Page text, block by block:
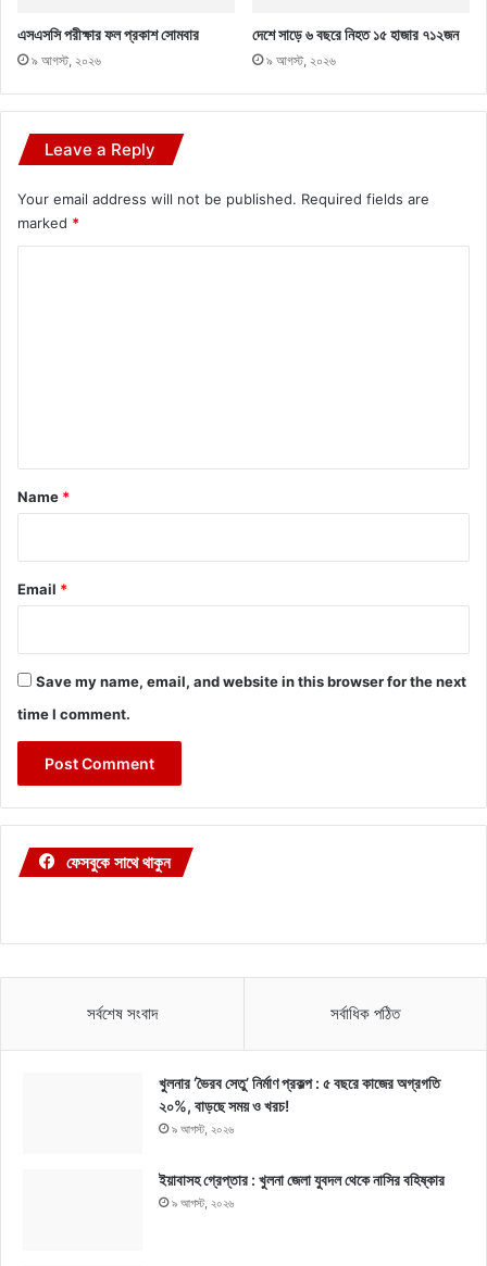
এসএসসি পরীক্ষার ফল প্রকাশ সোমবার
৯ আগস্ট, ২০২৬
দেশে সাড়ে ৬ বছরে নিহত ১৫ হাজার ৭১২জন
৯ আগস্ট, ২০২৬
Leave a Reply
Your email address will not be published. Required fields are
marked *
*
Name *
Email *
Save my name, email, and website in this browser for the next
time I comment.
ফেসবুকে সাথে থাকুন
সর্বশেষ সংবাদ সর্বাধিক পঠিত
খুলনার ‘ভৈরব সেতু’ নির্মাণ প্রকল্প : ৫ বছরে কাজের অগ্রগতি
২০%, বাড়ছে সময় ও খরচ!
৯ আগস্ট, ২০২৬
ইয়াবাসহ গ্রেপ্তার : খুলনা জেলা যুবদল থেকে নাসির বহিষ্কার
৯ আগস্ট, ২০২৬